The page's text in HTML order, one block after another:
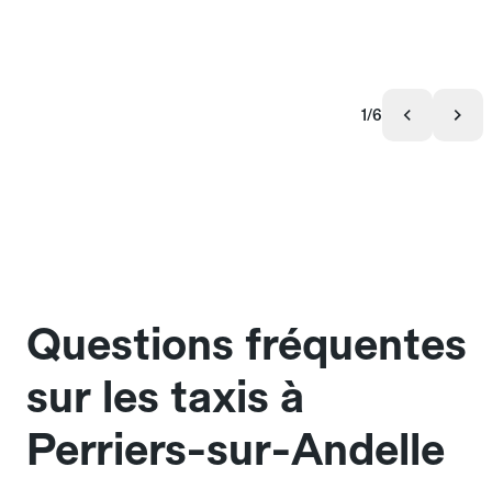
1/6
Questions fréquentes
sur les taxis à
Perriers-sur-Andelle